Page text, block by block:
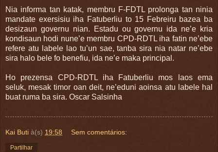
Nia informa tan katak, membru F-FDTL prolonga tan ninia
mandate exersisiu iha Fatuberliu to 15 Febreiru bazea ba
desizaun governu nian. Estadu ou governu ida ne’e kria
kondisaun hodi nune’e membru CPD-RDTL iha fatin ne’ebe
refere atu labele lao tu’un sae, tanba sira nia natar ne’ebe
sira halo bele fo benefiu, ida ne’e maka principal.
Ho prezensa CPD-RDTL iha Fatuberliu mos laos ema
seluk, mesak timor oan deit, ne’eduni aoinsa atu labele hal
buat ruma ba sira. Oscar Salsinha
.
Kai Buti à(s) 19:58 Sem comentários:
Partilhar